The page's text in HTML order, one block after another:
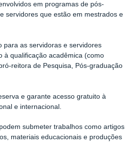
em programas de pós-
servidores que estão em mestrados e
para as servidoras e servidores
à qualificação acadêmica (como
reitora de Pesquisa, Pós-graduação
e garante acesso gratuito à
e internacional.
submeter trabalhos como artigos
materiais educacionais e produções